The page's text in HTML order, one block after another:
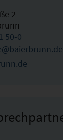
2
50-0